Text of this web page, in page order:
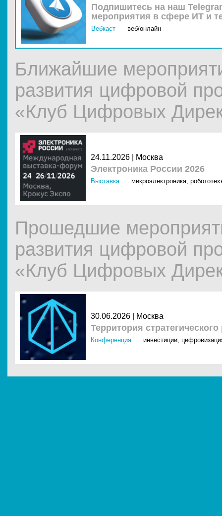
Подпишитесь на наш
мероприятия в сфере ИТ и
Вебкаст веб/онлайн
Ближайшие
развития цифровой
«Клуб Цифровых
24.11.2026 | Москва
Электроника России 2026
Выставка микроэлектроника,
Прошедшие
развития цифровой
«Клуб Цифровых
30.06.2026 | Москва
Территория стратегического
Конференция инвестиции,